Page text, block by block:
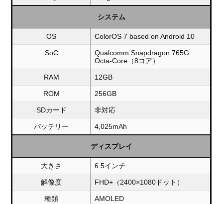
システム
OS ColorOS 7 based on Android 10
SoC
Qualcomm Snapdragon 765G
Octa-Core（8コア）
RAM 12GB
ROM 256GB
SDカード 非対応
バッテリー 4,025mAh
ディスプレイ
大きさ 6.5インチ
解像度 FHD+（2400×1080ドット）
種類 AMOLED